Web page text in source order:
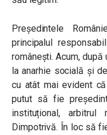
Președintele
principalul
românești. Acum,
la anarhie socială și
cu atât mai evident
putut să fie
instituțional, arbitrul
Dimpotrivă. În loc să